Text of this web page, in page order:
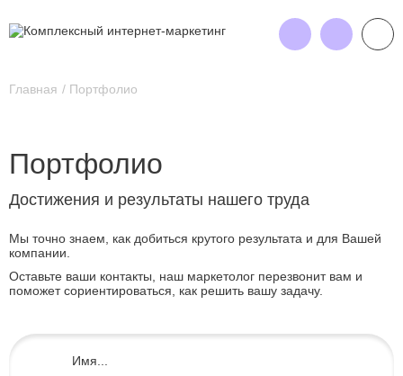
Главная Портфолио
Портфолио
Достижения и результаты нашего труда
Мы точно знаем, как добиться крутого результата и для Вашей
компании.
Оставьте ваши контакты, наш маркетолог перезвонит вам и
поможет сориентироваться, как решить вашу задачу.